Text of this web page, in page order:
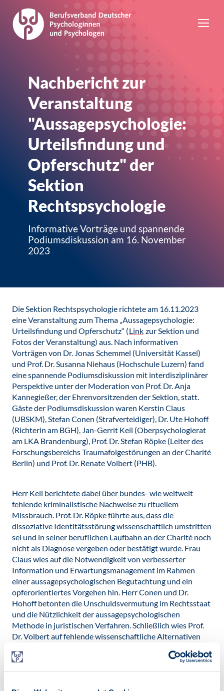
Nachbericht zur
Veranstaltung
"Aussagepsychologie:
Urteilsfindung und
Opferschutz" der
Sektion
Rechtspsychologie
Informative Vorträge und spannende
Podiumsdiskussion am 16. November
2023
Die Sektion Rechtspsychologie richtete am 16.11.2023
eine Veranstaltung zum Thema „Aussagepsychologie:
Urteilsfindung und Opferschutz“ (Link zur Sektion und
Fotos der Veranstaltung) aus. Nach informativen
Vorträgen von Dr. Jonas Schemmel (Universität Kassel)
und Prof. Dr. Susanna Niehaus (Hochschule Luzern) fand
eine spannende Podiumsdiskussion mit interdisziplinärer
Perspektive unter der Moderation von Prof. Dr. Anja
Kannegießer, der Ehrenvorsitzenden der Sektion, statt.
Gäste der Podiumsdiskussion waren Kerstin Claus
(UBSKM), Stefan Conen (Strafverteidiger), Dr. Ute Hohoff
(Richterin am BGH), Jan-Gerrit Keil (Oberpsychologierat
am LKA Brandenburg), Prof. Dr. Stefan Röpke (Leiter des
Forschungsbereichs Traumafolgestörungen an der Charité
Berlin) und Prof. Dr. Renate Volbert (PHB).
Herr Keil berichtete dabei über bundes- wie weltweit
fehlende kriminalistische Nachweise zu rituellem
Missbrauch. Prof. Dr. Röpke führte aus, dass die
dissoziative Identitätsstörung wissenschaftlich umstritten
sei und in seiner beruflichen Laufbahn an der Charité noch
nicht als Diagnose vergeben oder bestätigt wurde. Frau
Claus wies auf die Notwendigkeit von verbesserter
Information und Erwartungsmanagement im Rahmen
einer aussagepsychologischen Begutachtung und ein
opferorientiertes Vorgehen hin. Herr Conen und Dr.
Hohoff betonten die Unschuldsvermutung im Rechtsstaat
und die Nützlichkeit der aussagepsychologischen
Methode in juristischen Verfahren. Schließlich wies Prof.
Dr. Volbert auf fehlende wissenschaftliche Alternativen
Weiterentwicklungsmöglichkeiten der
Aussagepsychologie. Der Wert der